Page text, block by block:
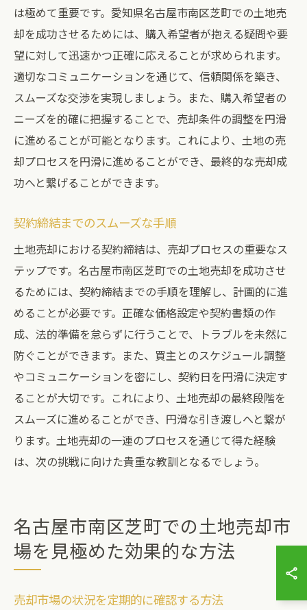
は極めて重要です。愛知県名古屋市南区芝町での土地売
却を成功させるためには、購入希望者が抱える疑問や要
望に対して迅速かつ正確に応えることが求められます。
適切なコミュニケーションを通じて、信頼関係を築き、
スムーズな交渉を実現しましょう。また、購入希望者の
ニーズを的確に把握することで、売却条件の調整を円滑
に進めることが可能となります。これにより、土地の売
却プロセスを円滑に進めることができ、最終的な売却成
功へと繋げることができます。
契約締結までのスムーズな手順
土地売却における契約締結は、売却プロセスの重要なス
テップです。名古屋市南区芝町での土地売却を成功させ
るためには、契約締結までの手順を理解し、計画的に進
めることが必要です。正確な価格設定や契約書類の作
成、法的準備を怠らずに行うことで、トラブルを未然に
防ぐことができます。また、買主とのスケジュール調整
やコミュニケーションを密にし、契約日を円滑に決定す
ることが大切です。これにより、土地売却の最終段階を
スムーズに進めることができ、円滑な引き渡しへと繋が
ります。土地売却の一連のプロセスを通じて得た経験
は、次の挑戦に向けた貴重な教訓となるでしょう。
名古屋市南区芝町での土地売却市
場を見極めた効果的な方法
売却市場の状況を定期的に確認する方法